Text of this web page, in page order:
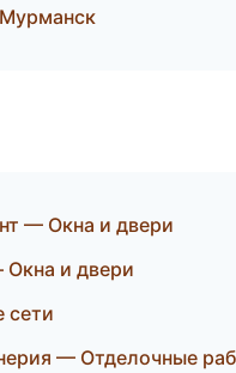
— Окна и двери
и двери
сети
— Отделочные